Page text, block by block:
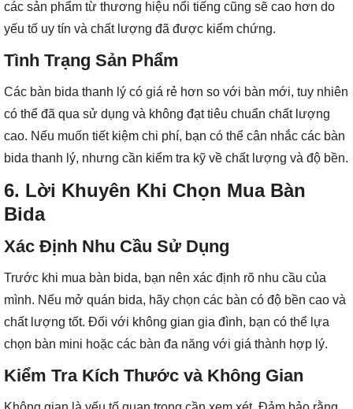
các sản phẩm từ thương hiệu nổi tiếng cũng sẽ cao hơn do
yếu tố uy tín và chất lượng đã được kiểm chứng.
Tình Trạng Sản Phẩm
Các bàn bida thanh lý có giá rẻ hơn so với bàn mới, tuy nhiên
có thể đã qua sử dụng và không đạt tiêu chuẩn chất lượng
cao. Nếu muốn tiết kiệm chi phí, bạn có thể cân nhắc các bàn
bida thanh lý, nhưng cần kiểm tra kỹ về chất lượng và độ bền.
6. Lời Khuyên Khi Chọn Mua Bàn
Bida
Xác Định Nhu Cầu Sử Dụng
Trước khi mua bàn bida, bạn nên xác định rõ nhu cầu của
mình. Nếu mở quán bida, hãy chọn các bàn có độ bền cao và
chất lượng tốt. Đối với không gian gia đình, bạn có thể lựa
chọn bàn mini hoặc các bàn đa năng với giá thành hợp lý.
Kiểm Tra Kích Thước và Không Gian